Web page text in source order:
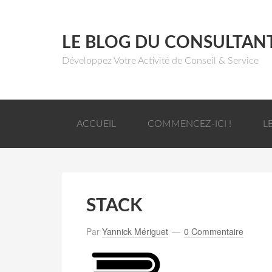
LE BLOG DU
Développez Votre Activité de Conseil & Service
ACCUEIL COMMENCEZ-ICI !
STACK
Par Yannick Mériguet 0 Commentaire